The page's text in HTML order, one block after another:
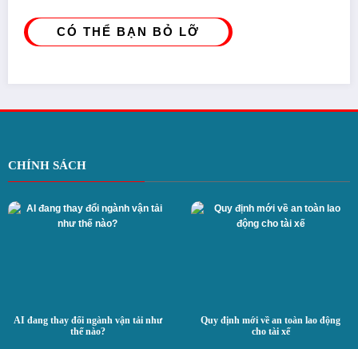
CÓ THỂ BẠN BỎ LỠ
CHÍNH SÁCH
AI đang thay đổi ngành vận tải như
thế nào?
Quy định mới về an toàn lao động
cho tài xế